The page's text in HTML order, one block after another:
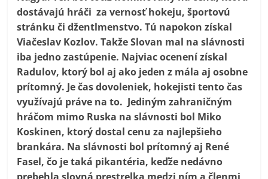
dostávajú hráči za vernosť hokeju, športovú
stránku či džentlmenstvo. Tú napokon získal
Viačeslav Kozlov. Takže Slovan mal na slávnosti
iba jedno zastúpenie. Najviac ocenení získal
Radulov, ktorý bol aj ako jeden z mála aj osobne
prítomný. Je čas dovoleniek, hokejisti tento čas
využívajú práve na to. Jediným zahraničným
hráčom mimo Ruska na slávnosti bol Miko
Koskinen, ktorý dostal cenu za najlepšieho
brankára. Na slávnosti bol prítomný aj René
Fasel, čo je taká pikantéria, keďže nedávno